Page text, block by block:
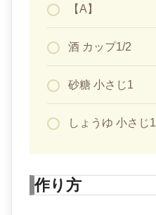
【A】
酒 カップ1/2
砂糖 小さじ1
しょうゆ 小さじ1
作り方